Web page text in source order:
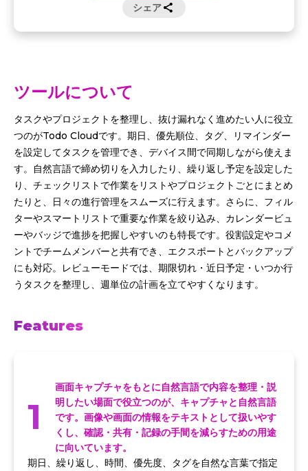
シェア
ツールについて
タスクやプロジェクトを整理し、抜け漏れなく進めたい人に役立
つのがTodo Cloudです。期日、優先順位、タグ、リマインダー
を設定してタスクを管理でき、デバイス間で同期しながら使えま
す。自然言語で締め切りを入力したり、繰り返し予定を設定した
り、チェックリストで作業をリストやプロジェクトごとにまとめ
たりと、日々の進行管理をスムーズに行えます。さらに、フィル
ターやスマートリストで重要な作業を絞り込み、カレンダービュ
ーやバッジで進捗を把握しやすいのも特長です。役割設定やコメ
ントでチームメンバーと共有でき、エクスポートとバックアップ
にも対応。レビューモードでは、期限切れ・近日予定・いつか行
うタスクを整理し、週単位の計画を立てやすくなります。
Features
1
画面キャプチャをもとに自然言語で内容を整理・説
明したい場面で役立つのが、キャプチャと自然言語
です。画像や画面の情報をテキストとして扱いやす
くし、確認・共有・記録の手間を減らすための用途
に向いています。
期日、繰り返し、時間、優先度、タグを自然な言葉で指定